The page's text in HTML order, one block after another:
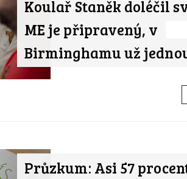
Koulař Staněk doléčil
ME je připravený, v
Birminghamu už
Průzkum: Asi 57